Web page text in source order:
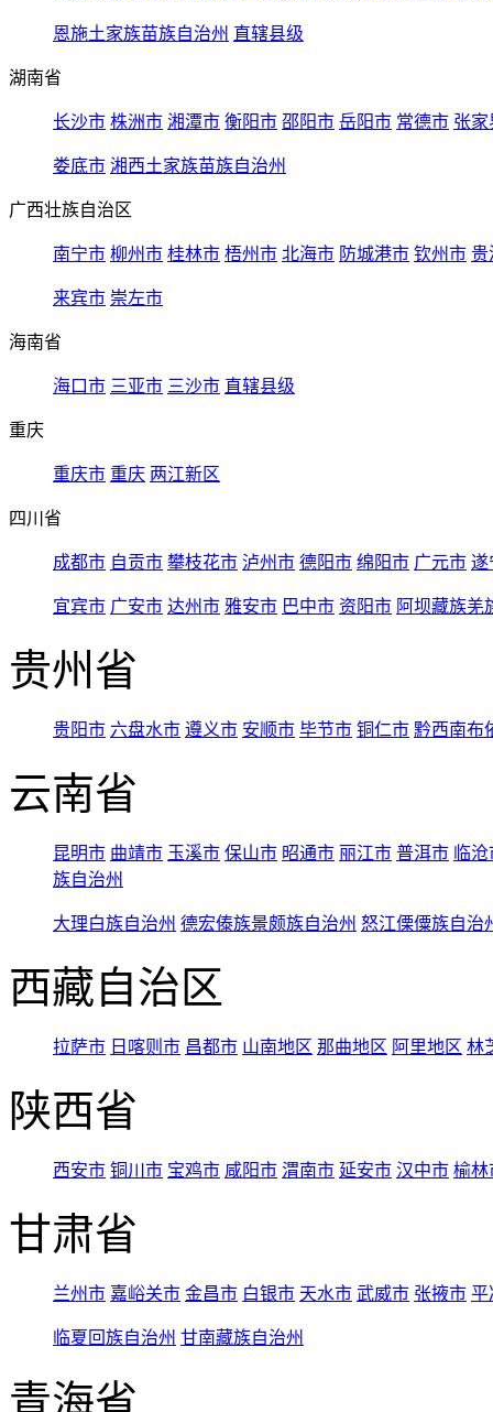
恩施土家族苗族自治州 直辖县级
湖南省
长沙市 株洲市 湘潭市 衡阳市 邵阳市 岳阳市 常德市 张家
娄底市 湘西土家族苗族自治州
广西壮族自治区
南宁市 柳州市 桂林市 梧州市 北海市 防城港市 钦州市 贵
来宾市 崇左市
海南省
海口市 三亚市 三沙市 直辖县级
重庆
重庆市 重庆 两江新区
四川省
成都市 自贡市 攀枝花市 泸州市 德阳市 绵阳市 广元市 遂
宜宾市 广安市 达州市 雅安市 巴中市 资阳市 阿坝藏族羌
贵州省
贵阳市 六盘水市 遵义市 安顺市 毕节市 铜仁市 黔西南布
云南省
昆明市 曲靖市 玉溪市 保山市 昭通市 丽江市 普洱市 临
族自治州
大理白族自治州 德宏傣族景颇族自治州 怒江傈僳族自治
西藏自治区
拉萨市 日喀则市 昌都市 山南地区 那曲地区 阿里地区 林
陕西省
西安市 铜川市 宝鸡市 咸阳市 渭南市 延安市 汉中市 榆林
甘肃省
兰州市 嘉峪关市 金昌市 白银市 天水市 武威市 张掖市 平
临夏回族自治州 甘南藏族自治州
青海省